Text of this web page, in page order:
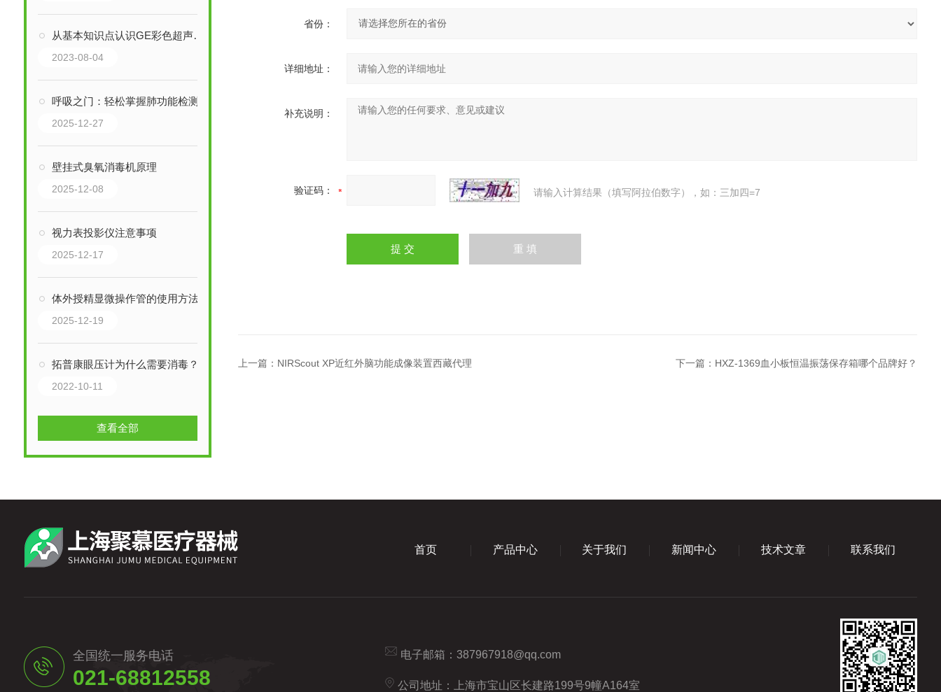
从基本知识点认识GE彩色超声诊断仪
2023-08-04
呼吸之门：轻松掌握肺功能检测仪的关键步骤
2025-12-27
壁挂式臭氧消毒机原理
2025-12-08
视力表投影仪注意事项
2025-12-17
体外授精显微操作管的使用方法及步骤
2025-12-19
拓普康眼压计为什么需要消毒？
2022-10-11
查看全部
省份：
详细地址：
补充说明：
验证码： 请输入计算结果（填写阿拉伯数字），如：三加四=7
上一篇： NIRScout XP近红外脑功能成像装置西藏代理 下一篇： HXZ-1369血小板恒温振荡保存箱哪个品牌好？
首页 产品中心 关于我们 新闻中心 技术文章 联系我们
全国统一服务电话
021-68812558
电子邮箱：387967918@qq.com
公司地址：上海市宝山区长建路199号9幢A164室